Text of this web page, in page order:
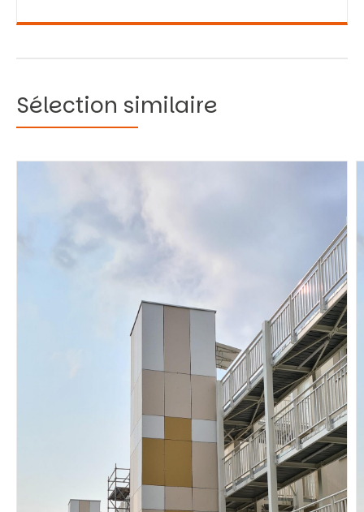
Sélection similaire